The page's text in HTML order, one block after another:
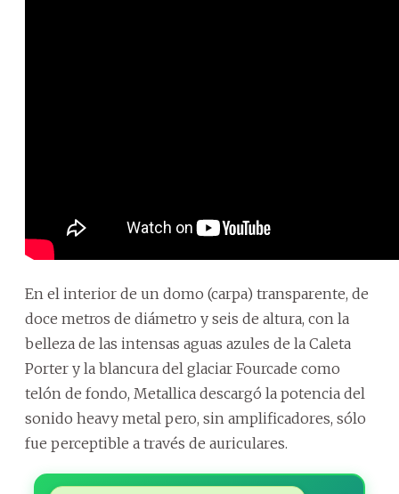
En el interior de un domo (carpa) transparente, de
doce metros de diámetro y seis de altura, con la
belleza de las intensas aguas azules de la Caleta
Porter y la blancura del glaciar Fourcade como
telón de fondo, Metallica descargó la potencia del
sonido heavy metal pero, sin amplificadores, sólo
fue perceptible a través de auriculares.